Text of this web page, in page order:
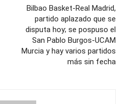
Bilbao Basket-Real Madrid,
partido aplazado que se
disputa hoy; se pospuso el
San Pablo Burgos-UCAM
Murcia y hay varios partidos
más sin fecha